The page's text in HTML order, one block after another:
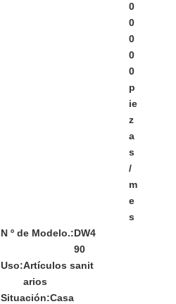
0
0
0
0
0
p
ie
z
a
s
/
m
e
s
N º de Modelo.:DW4
90
Uso:Artículos sanit
arios
Situación:Casa